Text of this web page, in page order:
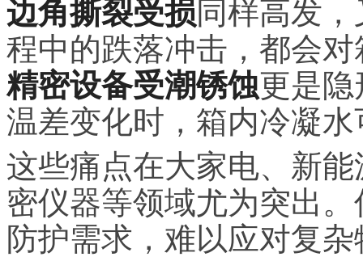
边角撕裂受损同样高发
程中的跌落冲击，都会
精密设备受潮锈蚀更是
温差变化时，箱内冷凝
这些痛点在大家电、新
密仪器等领域尤为突出
防护需求，难以应对复